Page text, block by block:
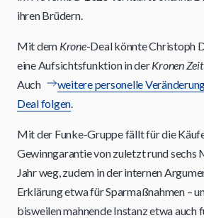
ihren Brüdern.
Mit dem Krone-Deal könnte Christoph
eine Aufsichtsfunktion in derKronen
Auch
weitere personelle
Deal folgen.
Mit der Funke-Gruppe fällt für die
Gewinngarantie von zuletzt rund sechs
Jahr weg, zudem in der internen
Erklärung etwa für Sparmaßnahmen –
bisweilen mahnende Instanz etwa auch